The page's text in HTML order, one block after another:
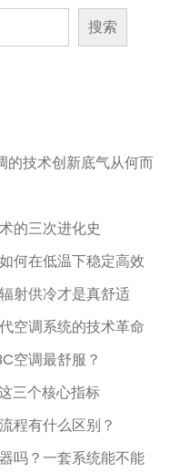
搜索
的技术创新底气从何而
的三次进化史
何在低温下稳定高效
射供冷才是真舒适
空调系统的技术革命
空调最舒服？
三个核心指标
程有什么区别？
吗？一套系统能不能